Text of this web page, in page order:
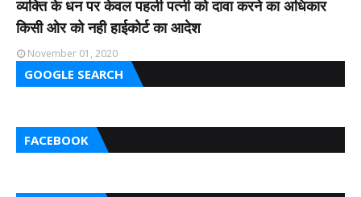
व्यक्ति के धन पर केवल पहली पत्नी को दावा करने का अधिकार
किसी ओर को नही हाईकोर्ट का आदेश
November 01, 2020
GOOGLE SEARCH
FACEBOOK